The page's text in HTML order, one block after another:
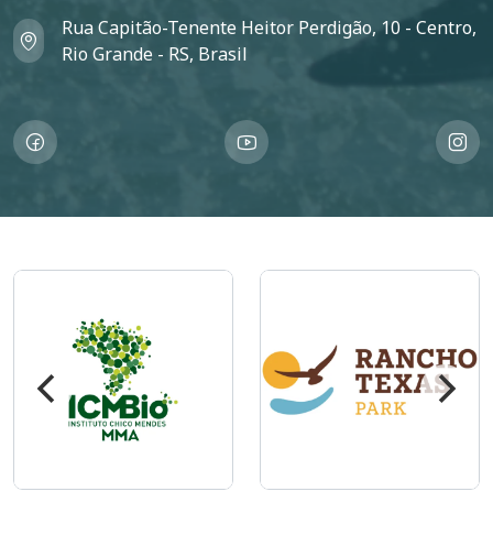
Rua Capitão-Tenente Heitor Perdigão, 10 - Centro,
Rio Grande - RS, Brasil
Imagem Imagem